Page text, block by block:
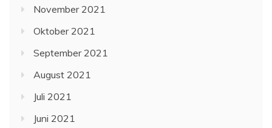
November 2021
Oktober 2021
September 2021
August 2021
Juli 2021
Juni 2021